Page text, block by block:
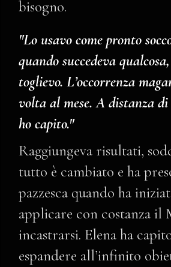
bisogno.
"Lo usavo come pronto
quando succedeva
toglievo. L’occorrenza
volta al mese. A distanza
ho capito."
Raggiungeva risultati,
tutto è cambiato e ha
pazzesca quando ha
applicare con costanza il
incastrarsi. Elena ha
espandere all’infinito